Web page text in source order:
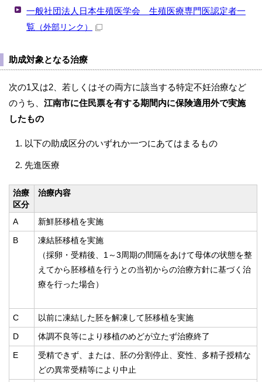
一般社団法人日本生殖医学会 生殖医療専門医認定者一
覧 （外部リンク）
助成対象となる治療
次の1又は2、若しくはその両方に該当する特定不妊治療など
のうち、 江南市に住民票を有する期間内に保険適用外で実施
したもの
以下の助成区分のいずれか一つにあてはまるもの
先進医療
治療
区分
治療内容
A
新鮮胚移植を実施
B
凍結胚移植を実施
（採卵・受精後、1～3周期の間隔をあけて母体の状態を整
えてから胚移植を行うとの当初からの治療方針に基づく治
療を行った場合）
C
以前に凍結した胚を解凍して胚移植を実施
D
体調不良等により移植のめどが立たず治療終了
E
受精できず、または、胚の分割停止、変性、多精子授精な
どの異常受精等により中止